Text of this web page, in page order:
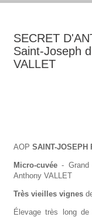
SECRET
Saint-Joseph
VALLET
AOP SAINT-JOSEPH
Micro-cuvée - Grand
Anthony VALLET
Très vieilles vignes
Élevage très long